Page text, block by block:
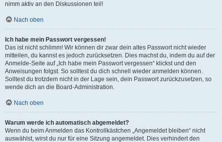
nimm aktiv an den Diskussionen teil!
Nach oben
Ich habe mein Passwort vergessen!
Das ist nicht schlimm! Wir können dir zwar dein altes Passwort nicht wieder
mitteilen, du kannst es jedoch zurücksetzen. Dies machst du, indem du auf der
Anmelde-Seite auf „Ich habe mein Passwort vergessen“ klickst und den
Anweisungen folgst. So solltest du dich schnell wieder anmelden können.
Solltest du trotzdem nicht in der Lage sein, dein Passwort zurückzusetzen, so
wende dich an die Board-Administration.
Nach oben
Warum werde ich automatisch abgemeldet?
Wenn du beim Anmelden das Kontrollkästchen „Angemeldet bleiben“ nicht
auswählst, wirst du nur für eine Sitzung angemeldet. Dies verhindert den